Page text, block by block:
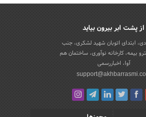
از پشت ابر بیرون بیاید
ابتدای اتوبان شهید لشکری، جنب
بیمه، کارخانه نوآوری، ساختمان هم
آوا، اخباررسمی